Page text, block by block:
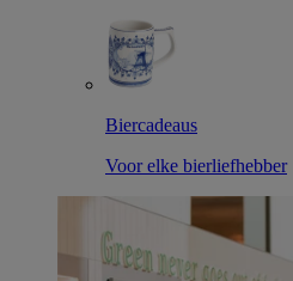
Biercadeaus
Voor elke bierliefhebber